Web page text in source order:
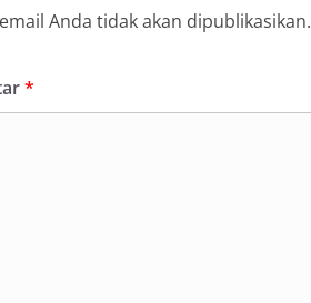
Anda tidak akan dipublikasikan.
*